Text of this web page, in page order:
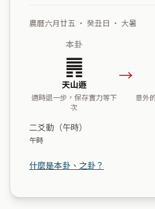
農曆六月廿五 ・ 癸丑日 ・ 大暑
本卦
䷠
天山遯
適時退一步，保存實力等下
次
→
意外
二爻動（午時）
午時
什麼是本卦、之卦？